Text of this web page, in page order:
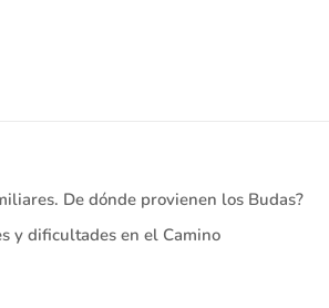
De dónde provienen los Budas?
y dificultades en el Camino